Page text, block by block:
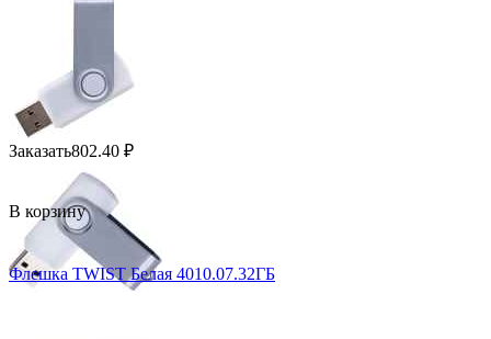
Заказать802.40 ₽
В корзину
Флешка TWIST Белая 4010.07.32ГБ